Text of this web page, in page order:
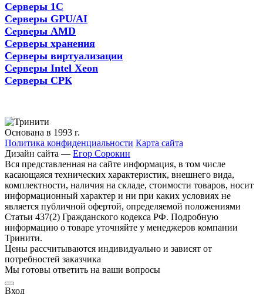
Серверы 1С
Серверы GPU/AI
Серверы AMD
Серверы хранения
Серверы виртуализации
Серверы Intel Xeon
Серверы СРК
Основана в 1993 г.
Политика конфиденциальности Карта сайта
Дизайн сайта — Егор Сорокин
Вся представленная на сайте информация, в том числе
касающаяся технических характеристик, внешнего вида,
комплектности, наличия на складе, стоимости товаров, носит
информационный характер и ни при каких условиях не
является публичной офертой, определяемой положениями
Статьи 437(2) Гражданского кодекса РФ. Подробную
информацию о товаре уточняйте у менеджеров компании
Тринити.
Цены рассчитываются индивидуально и зависят от
потребностей заказчика
Мы готовы ответить на ваши вопросы
Вход